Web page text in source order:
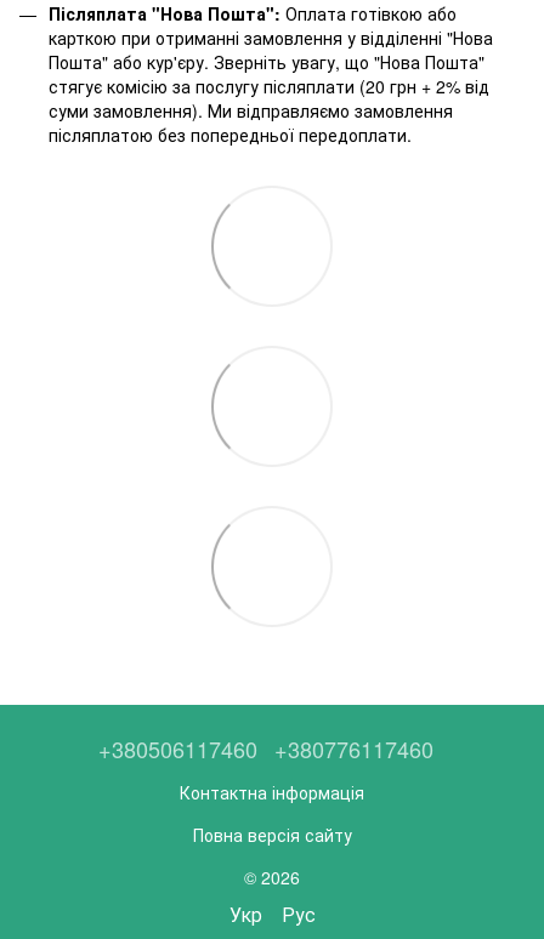
Післяплата "Нова Пошта": Оплата готівкою або
карткою при отриманні замовлення у відділенні "Нова
Пошта" або кур'єру. Зверніть увагу, що "Нова Пошта"
стягує комісію за послугу післяплати (20 грн + 2% від
суми замовлення). Ми відправляємо замовлення
післяплатою без попередньої передоплати.
+380506117460 +380776117460
Контактна інформація
Повна версія сайту
© 2026
Укр Рус